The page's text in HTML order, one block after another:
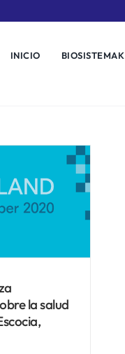
INICIO BIOSISTEMAK
la salud